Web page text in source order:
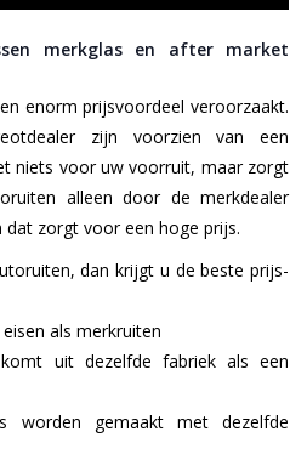
merkglas en after market
enorm prijsvoordeel veroorzaakt.
zijn voorzien van een
niets voor uw voorruit, maar zorgt
alleen door de merkdealer
zorgt voor een hoge prijs.
dan krijgt u de beste prijs-
als merkruiten
uit dezelfde fabriek als een
worden gemaakt met dezelfde